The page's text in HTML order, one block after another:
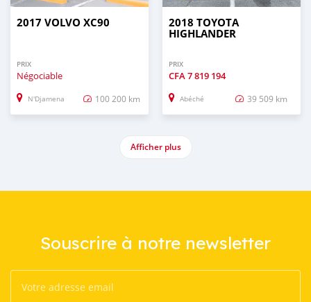
2017 VOLVO XC90
PRIX
Négociable
N'Djamena 100 200 km
2018 TOYOTA
HIGHLANDER
PRIX
CFA7 819 194
Abéché 39 509 km
Afficher plus
Souscrire à notre newsletter